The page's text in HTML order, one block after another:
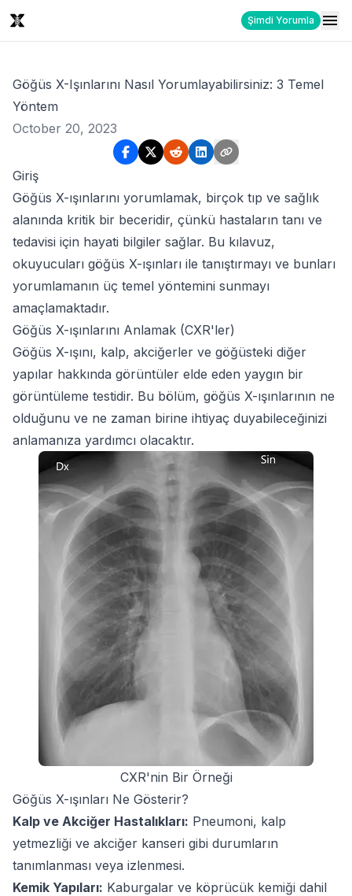
Şimdi Yorumla
Göğüs X-Işınlarını Nasıl Yorumlayabilirsiniz: 3 Temel
Yöntem
October 20, 2023
Giriş
Göğüs X-ışınlarını yorumlamak, birçok tıp ve sağlık
alanında kritik bir beceridir, çünkü hastaların tanı ve
tedavisi için hayati bilgiler sağlar. Bu kılavuz,
okuyucuları göğüs X-ışınları ile tanıştırmayı ve bunları
yorumlamanın üç temel yöntemini sunmayı
amaçlamaktadır.
Göğüs X-ışınlarını Anlamak (CXR'ler)
Göğüs X-ışını, kalp, akciğerler ve göğüsteki diğer
yapılar hakkında görüntüler elde eden yaygın bir
görüntüleme testidir. Bu bölüm, göğüs X-ışınlarının ne
olduğunu ve ne zaman birine ihtiyaç duyabileceğinizi
anlamanıza yardımcı olacaktır.
CXR'nin Bir Örneği
Göğüs X-ışınları Ne Gösterir?
Kalp ve Akciğer Hastalıkları: Pneumoni, kalp
yetmezliği ve akciğer kanseri gibi durumların
tanımlanması veya izlenmesi.
Kemik Yapıları: Kaburgalar ve köprücük kemiği dahil